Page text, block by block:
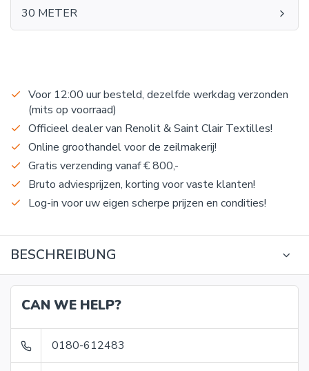
30 METER
Voor 12:00 uur besteld, dezelfde werkdag verzonden
(mits op voorraad)
Officieel dealer van Renolit & Saint Clair Textilles!
Online groothandel voor de zeilmakerij!
Gratis verzending vanaf € 800,-
Bruto adviesprijzen, korting voor vaste klanten!
Log-in voor uw eigen scherpe prijzen en condities!
BESCHREIBUNG
CAN WE HELP?
0180-612483